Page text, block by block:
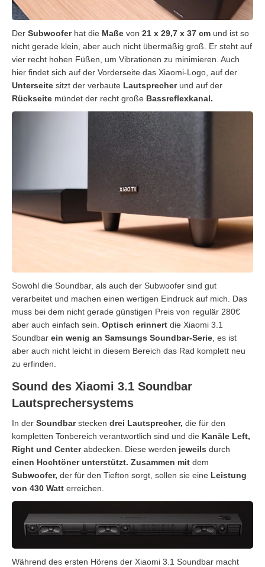
Der Subwooferhat die Maße von 21 x 29,7 x 37 cm und ist so
nicht gerade klein, aber auch nicht übermäßig groß. Er steht auf
vier recht hohen Füßen, um Vibrationen zu minimieren. Auch
hier findet sich auf der Vorderseite das Xiaomi-Logo, auf der
Unterseite sitzt der verbaute Lautsprecherund auf der
Rückseite mündet der recht große Bassreflexkanal.
Sowohl die Soundbar, als auch der Subwoofer sind gut
verarbeitet und machen einen wertigen Eindruck auf mich. Das
muss bei dem nicht gerade günstigen Preis von regulär 280€
aber auch einfach sein. Optisch erinnert die Xiaomi 3.1
Soundbar ein wenig an Samsungs Soundbar-Serie , es ist
aber auch nicht leicht in diesem Bereich das Rad komplett neu
zu erfinden.
Sound des Xiaomi 3.1 Soundbar
Lautsprechersystems
In der Soundbarstecken drei Lautsprecher, die für den
kompletten Tonbereich verantwortlich sind und die Kanäle Left,
Right und Centerabdecken. Diese werden jeweils durch
einen Hochtöner unterstützt. Zusammen mit dem
Subwoofer, der für den Tiefton sorgt, sollen sie eine Leistung
von 430 Watt erreichen.
Während des ersten Hörens der Xiaomi 3.1 Soundbar macht